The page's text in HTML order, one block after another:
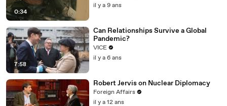
0:34
il y a 9 ans
7:58
Can Relationships Survive a Global
Pandemic?
VICE
il y a 6 ans
Robert Jervis on Nuclear Diplomacy
Foreign Affairs
il y a 12 ans